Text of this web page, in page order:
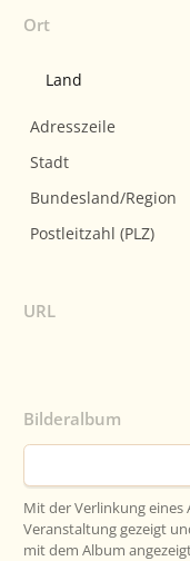
Ort
URL
Bilderalbum
Mit der Verlinkung
Veranstaltung gezeigt
mit dem Album